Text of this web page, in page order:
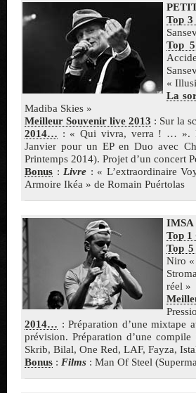
Top 3
Top
«
La
Madiba Skies »
Meilleur Souvenir live 2013 : Sur la
2014… : « Qui vivra, verra ! … ».
Janvier pour un EP en Duo avec
Printemps 2014). Projet d’un concert
Bonus : Livre : « L’extraordinaire
Armoire Ikéa » de Romain Puértolas
IMSA
Top 1
Top
Niro «
réel »
2014… : Préparation d’une mixtape
prévision. Préparation d’une
Skrib, Bilal, One Red, LAF, Fayza,
Bonus : Films : Man Of Steel